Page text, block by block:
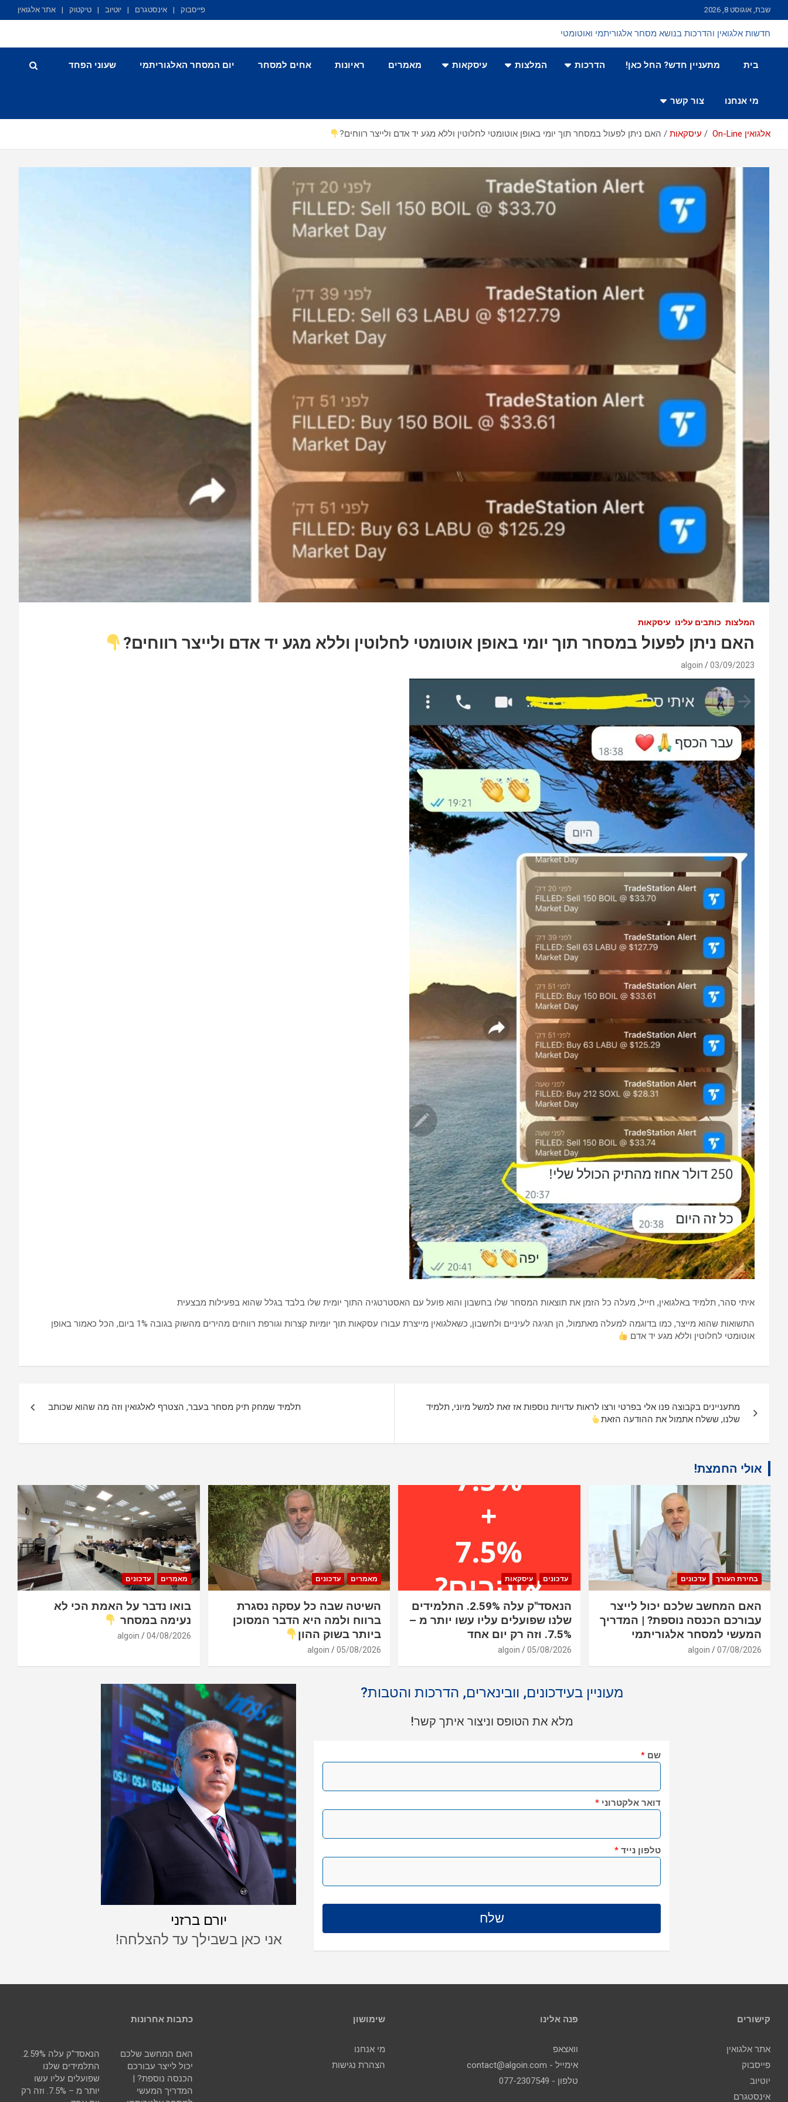
to
content
שבת, אוגוסט 8, 2026 פייסבוק אינסטגרם יוטיוב טיקטוק אתר אלגואין
חדשות אלגואין והדרכות בנושא מסחר אלגוריתמי ואוטומטי
בית מתעניין חדש? החל כאן! הדרכות המלצות עיסקאות מאמרים ראיונות אחים למסחר יום המסחר האלגוריתמי שעוני הפחד
מי אנחנו צור קשר
אלגואין On-Line עיסקאות האם ניתן לפעול במסחר תוך יומי באופן אוטומטי לחלוטין וללא מגע יד אדם ולייצר רווחים?
המלצות כותבים עלינו עיסקאות
האם ניתן לפעול במסחר תוך יומי באופן אוטומטי לחלוטין וללא מגע יד אדם ולייצר רווחים?
03/09/2023
algoin
איתי סהר, תלמיד באלגואין, חייל, מעלה כל הזמן את תוצאות המסחר שלו בחשבון והוא פועל עם האסטרטגיה התוך יומית שלו בלבד בגלל שהוא בפעילות מבצעית
התשואות שהוא מייצר, כמו בדוגמה למעלה מאתמול, הן חגיגה לעיניים ולחשבון, כשאלגואין מייצרת עבורו עסקאות תוך יומיות קצרות וגורפת רווחים מהירים מהשוק בגובה 1% ביום, הכל כאמור באופן
אוטומטי לחלוטין וללא מגע יד אדם
מתעניינים בקבוצה פנו אלי בפרטי ורצו לראות עדויות נוספות אז זאת למשל מיוני, תלמיד
שלנו, ששלח אתמול את ההודעה הזאת
תלמיד שמחק תיק מסחר בעבר, הצטרף לאלגואין וזה מה שהוא שכותב
אולי החמצת!
בחירת העורך עדכונים
האם המחשב שלכם יכול לייצר
עבורכם הכנסה נוספת? | המדריך
המעשי למסחר אלגוריתמי
07/08/2026
algoin
עדכונים עיסקאות
הנאסד"ק עלה 2.59%. התלמידים
שלנו שפועלים עליו עשו יותר מ –
7.5%. וזה רק יום אחד
05/08/2026
algoin
מאמרים עדכונים
השיטה שבה כל עסקה נסגרת
ברווח ולמה היא הדבר המסוכן
ביותר בשוק ההון
05/08/2026
algoin
מאמרים עדכונים
בואו נדבר על האמת הכי לא
נעימה במסחר
04/08/2026
algoin
מעוניין בעידכונים, וובינארים, הדרכות והטבות?
מלא את הטופס וניצור איתך קשר!
שם *
דואר אלקטרוני *
טלפון נייד *
יורם ברזני
אני כאן בשבילך עד להצלחה!
קישורים
אתר אלגואין
פייסבוק
יוטיוב
אינסטגרם
פנה אלינו
וואצאפ
אימייל - contact@algoin.com
טלפון - 077-2307549
שימושון
מי אנחנו
הצהרת נגישות
כתבות אחרונות
האם המחשב שלכם
יכול לייצר עבורכם
הכנסה נוספת? |
המדריך המעשי
הנאסד"ק עלה 2.59%.
התלמידים שלנו
שפועלים עליו עשו
יותר מ – 7.5%. וזה רק